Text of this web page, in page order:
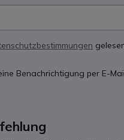
Benachrichtigung per E-